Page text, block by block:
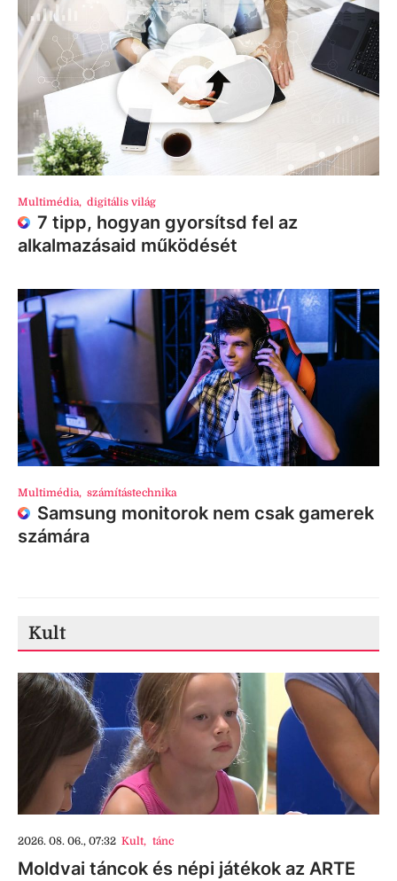
Multimédia, digitális világ
7 tipp, hogyan gyorsítsd fel az
alkalmazásaid működését
Multimédia, számítástechnika
Samsung monitorok nem csak gamerek
számára
Kult
2026. 08. 06., 07:32 Kult, tánc
Moldvai táncok és népi játékok az ARTE